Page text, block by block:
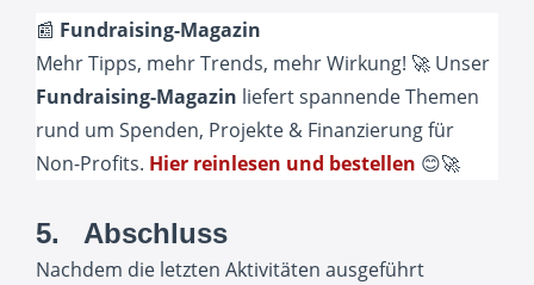
📰 Fundraising-Magazin
Mehr Tipps, mehr Trends, mehr Wirkung! 🚀 Unser
Fundraising-Magazin liefert spannende Themen
rund um Spenden, Projekte & Finanzierung für
Non-Profits. Hier reinlesen und bestellen 😊🚀
5. Abschluss
Nachdem die letzten Aktivitäten ausgeführt